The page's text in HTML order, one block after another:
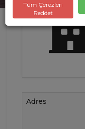
Adres
Tüm Çerezleri
Reddet